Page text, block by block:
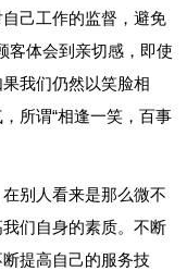
己工作的监督，避免
客体会到亲切感，即使
我们仍然以笑脸相
所谓“相逢一笑，百事
别人看来是那么微不
们自身的素质。不断
提高自己的服务技